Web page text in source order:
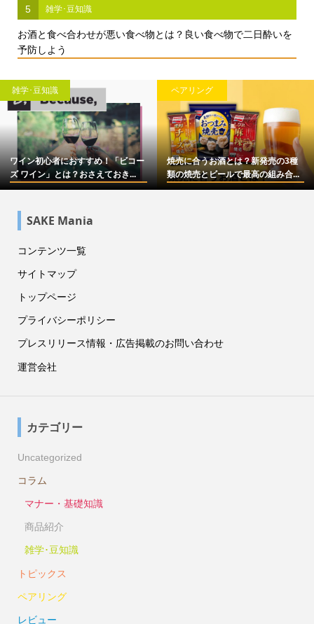
5 雑学･豆知識
お酒と食べ合わせが悪い食べ物とは？良い食べ物で二日酔いを
予防しよう
雑学･豆知識
ワイン初心者におすすめ！「ビコー
ズ ワイン」とは？おさえておき...
ペアリング
焼売に合うお酒とは？新発売の3種
類の焼売とビールで最高の組み合...
SAKE Mania
コンテンツ一覧
サイトマップ
トップページ
プライバシーポリシー
プレスリリース情報・広告掲載のお問い合わせ
運営会社
カテゴリー
Uncategorized
コラム
マナー・基礎知識
商品紹介
雑学･豆知識
トピックス
ペアリング
レビュー